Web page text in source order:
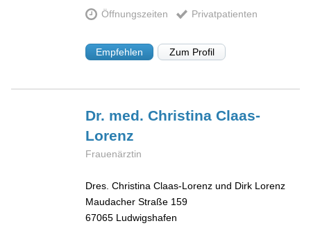
Öffnungszeiten Privatpatienten
Empfehlen Zum Profil
Dr. med. ChristinaClaas-
Lorenz
Frauenärztin
Dres. Christina Claas-Lorenz und Dirk Lorenz
Maudacher Straße 159
67065 Ludwigshafen